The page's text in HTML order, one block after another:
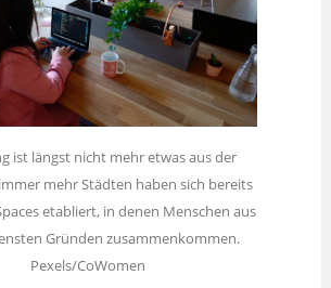
ist längst nicht mehr etwas aus der
mehr Städten haben sich bereits
etabliert, in denen Menschen aus
Gründen zusammenkommen.
Pexels/CoWomen